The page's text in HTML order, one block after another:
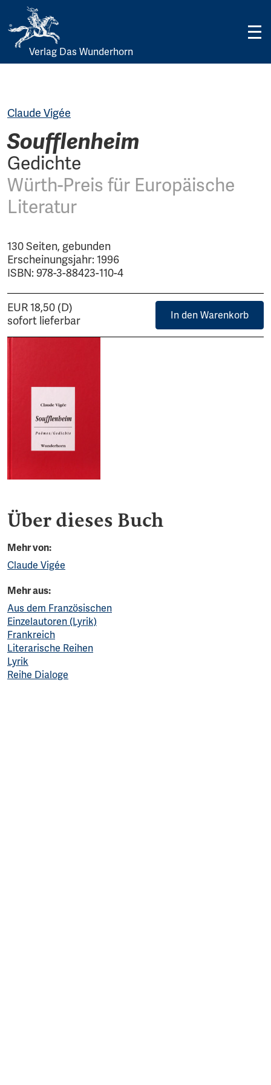
Skip
Verlag Das Wunderhorn
Claude Vigée
Soufflenheim
Gedichte
Würth-Preis für Europäische
Literatur
130 Seiten, gebunden
Erscheinungsjahr: 1996
ISBN: 978-3-88423-110-4
EUR 18,50 (D)
sofort lieferbar
In den Warenkorb
Über dieses Buch
Mehr von:
Claude Vigée
Mehr aus:
Aus dem Französischen
Einzelautoren (Lyrik)
Frankreich
Literarische Reihen
Lyrik
Reihe Dialoge